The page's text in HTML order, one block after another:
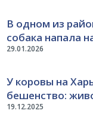
29.01.2026
В одном из
собака напала
19.12.2025
У коровы на
бешенство: